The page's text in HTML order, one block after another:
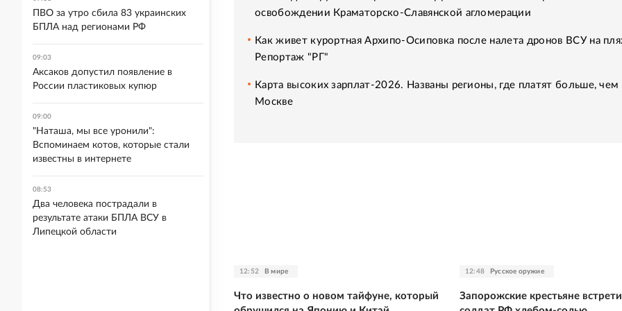
освобождении Краматорско-Славянской агломерации
Как живет курортная Архипо-Осиповка после налета дронов ВСУ на
Репортаж "РГ"
Карта высоких зарплат-2026. Названы регионы, где платят больше, чем
Москве
12:52 В мире
Что известно о новом тайфуне, который
12:48 Русское оружие
Запорожские крестьяне
ПВО за утро сбила 83 украинских
БПЛА над регионами РФ
09:03
Аксаков допустил появление в
России пластиковых купюр
09:00
"Наташа, мы все уронили":
Вспоминаем котов, которые стали
известны в интернете
08:53
Два человека пострадали в
результате атаки БПЛА ВСУ в
Липецкой области